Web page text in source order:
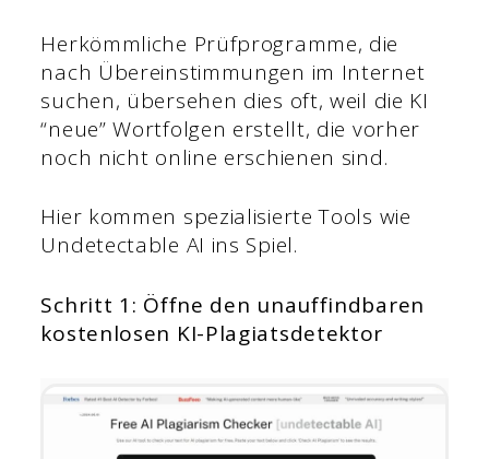
Herkömmliche Prüfprogramme, die
nach Übereinstimmungen im Internet
suchen, übersehen dies oft, weil die KI
“neue” Wortfolgen erstellt, die vorher
noch nicht online erschienen sind.
Hier kommen spezialisierte Tools wie
Undetectable AI ins Spiel.
Schritt 1: Öffne den unauffindbaren
kostenlosen KI-Plagiatsdetektor